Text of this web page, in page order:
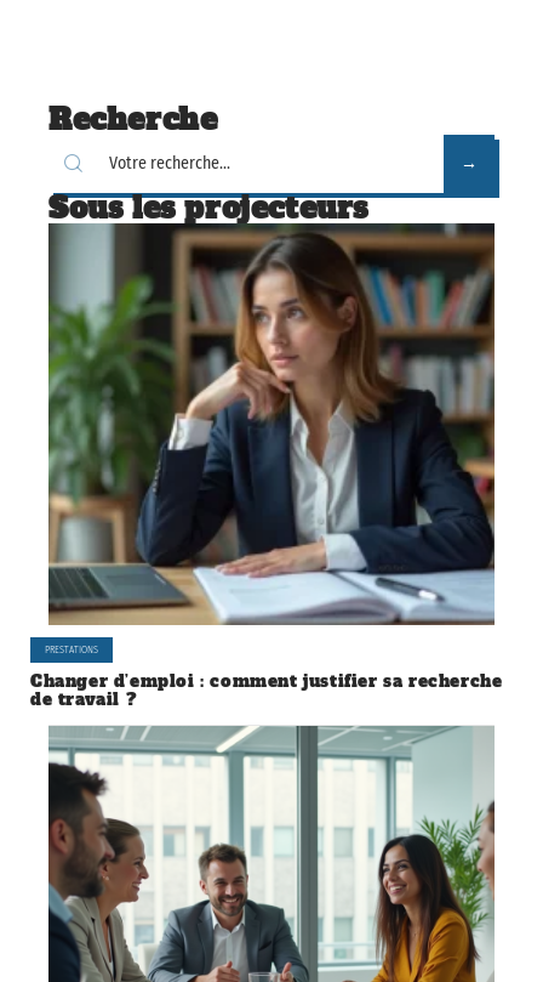
Recherche
Sous les projecteurs
PRESTATIONS
Changer d’emploi : comment justifier sa recherche
de travail ?